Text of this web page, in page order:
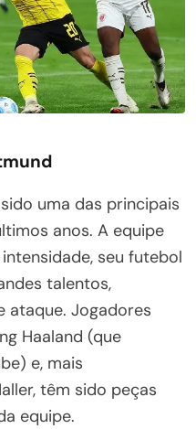
uma das principais
anos. A equipe
seu futebol
talentos,
ataque. Jogadores
Haaland (que
e, mais
têm sido peças
equipe.